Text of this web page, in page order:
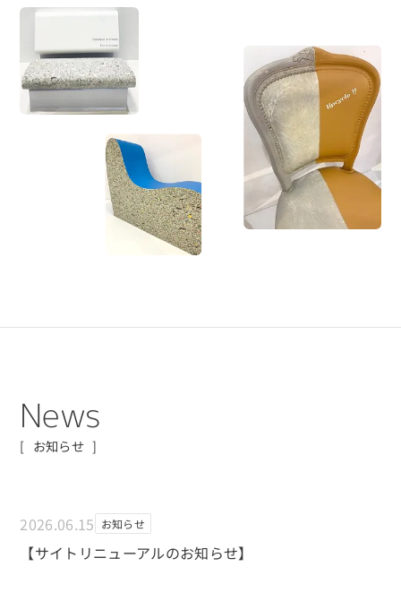
News
お知らせ
2026.06.15 お知らせ
【サイトリニューアルのお知らせ】